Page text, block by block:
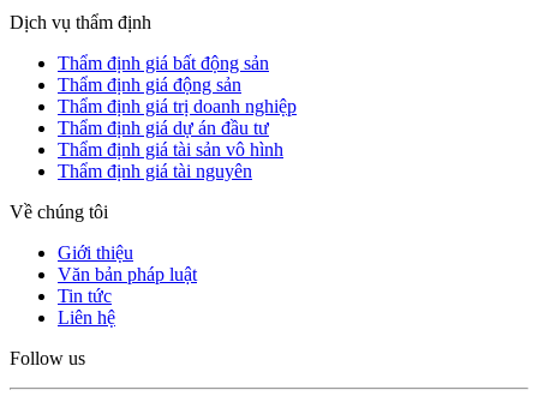
Dịch vụ thẩm định
Thẩm định giá bất động sản
Thẩm định giá động sản
Thẩm định giá trị doanh nghiệp
Thẩm định giá dự án đầu tư
Thẩm định giá tài sản vô hình
Thẩm định giá tài nguyên
Về chúng tôi
Giới thiệu
Văn bản pháp luật
Tin tức
Liên hệ
Follow us